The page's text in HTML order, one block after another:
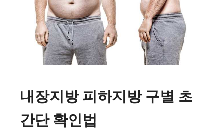
내장지방 피하지방 구별 초
간단 확인법